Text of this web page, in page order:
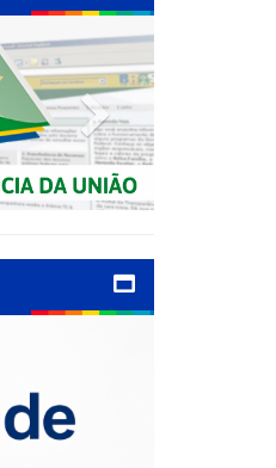
Next